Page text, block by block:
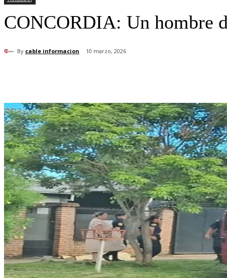
CONCORDIA: Un hombre
By cable informacion 10 marzo, 2026